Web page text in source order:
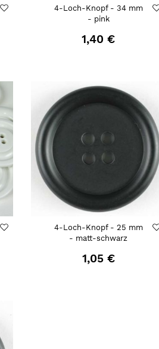
4-Loch-Knopf - 34 mm
- pink
1,40 €
4-Loch-Knopf - 25 mm
- matt-schwarz
1,05 €